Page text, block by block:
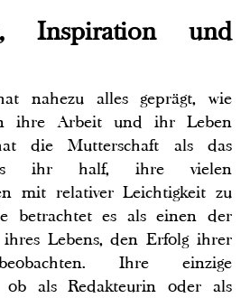
Inspiration und
nahezu alles geprägt, wie
ihre Arbeit und ihr Leben
die Mutterschaft als das
ihr half, ihre vielen
mit relativer Leichtigkeit zu
betrachtet es als einen der
Lebens, den Erfolg ihrer
Ihre einzige
ob als Redakteurin oder als